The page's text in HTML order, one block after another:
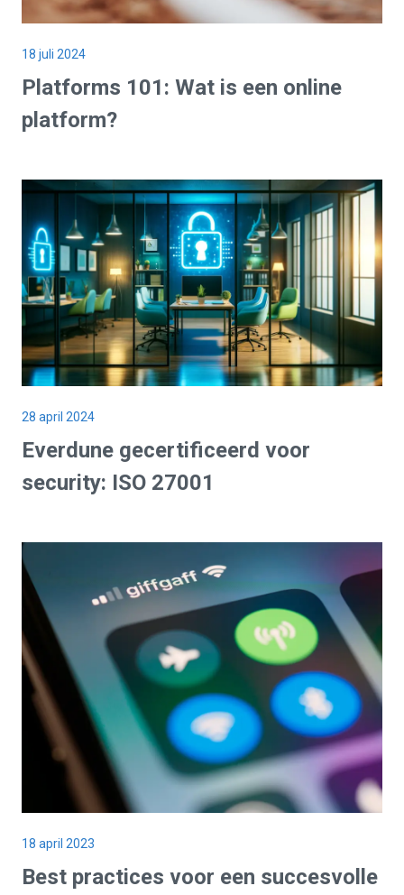
18 juli 2024
Platforms 101: Wat is een online
platform?
28 april 2024
Everdune gecertificeerd voor
security: ISO 27001
18 april 2023
Best practices voor een succesvolle